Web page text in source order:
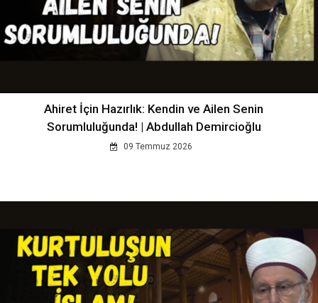
Ahiret İçin Hazırlık: Kendin ve Ailen Senin
Sorumluluğunda! | Abdullah Demircioğlu
09 Temmuz 2026